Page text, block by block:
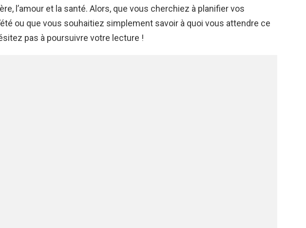
l’amour et la santé. Alors, que vous cherchiez à planifier vos
ou que vous souhaitiez simplement savoir à quoi vous attendre ce
pas à poursuivre votre lecture !